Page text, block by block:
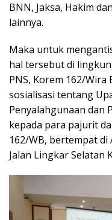
BNN, Jaksa, Hakim
lainnya.
Maka untuk
hal tersebut di
PNS, Korem 162/
sosialisasi tentang
Penyalahgunaan dan
kepada para pajurit
162/WB, bertempat di
Jalan Lingkar Selatan